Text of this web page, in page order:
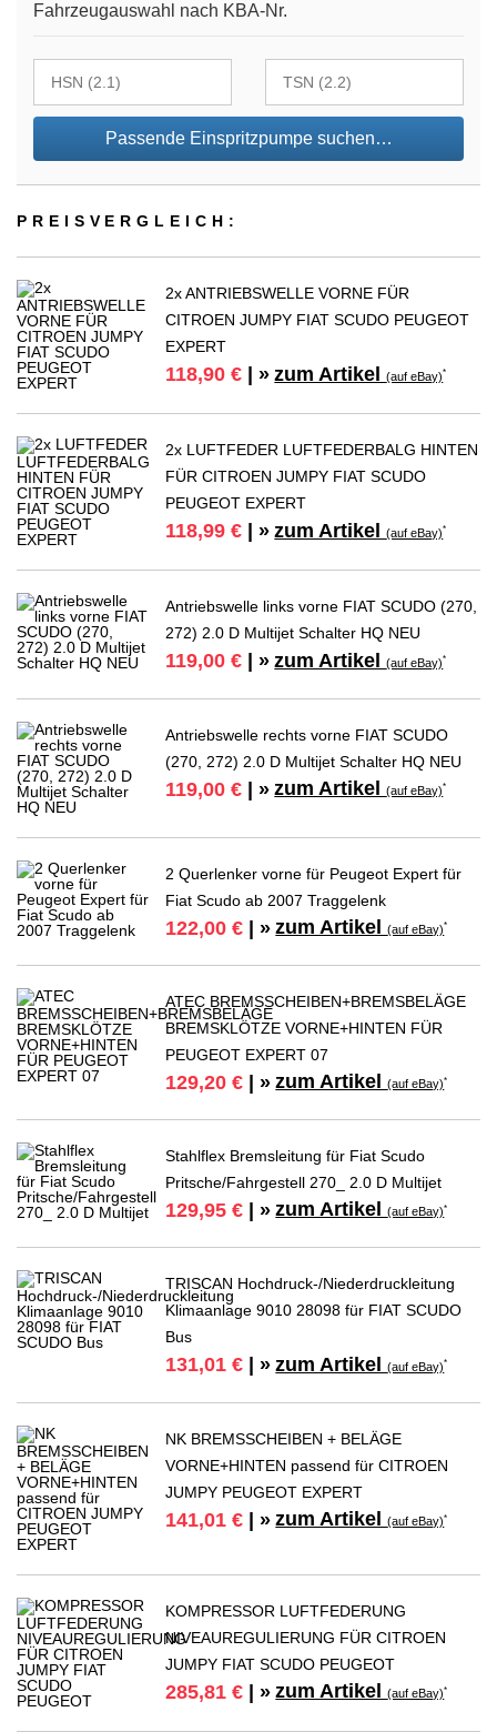
Fahrzeugauswahl nach KBA-Nr.
Passende Einspritzpumpe suchen…
PREIS­VER­GLEICH:
2x ANTRIEBSWELLE VORNE FÜR
CITROEN JUMPY FIAT SCUDO PEUGEOT
EXPERT
118,90 € | » zum Artikel(auf eBay)*
2x LUFTFEDER LUFTFEDERBALG HINTEN
FÜR CITROEN JUMPY FIAT SCUDO
PEUGEOT EXPERT
118,99 € | » zum Artikel(auf eBay)*
Antriebswelle links vorne FIAT SCUDO (270,
272) 2.0 D Multijet Schalter HQ NEU
119,00 € | » zum Artikel(auf eBay)*
Antriebswelle rechts vorne FIAT SCUDO
(270, 272) 2.0 D Multijet Schalter HQ NEU
119,00 € | » zum Artikel(auf eBay)*
2 Querlenker vorne für Peugeot Expert für
Fiat Scudo ab 2007 Traggelenk
122,00 € | » zum Artikel(auf eBay)*
ATEC BREMSSCHEIBEN+BREMSBELÄGE
BREMSKLÖTZE VORNE+HINTEN FÜR
PEUGEOT EXPERT 07
129,20 € | » zum Artikel(auf eBay)*
Stahlflex Bremsleitung für Fiat Scudo
Pritsche/Fahrgestell 270_ 2.0 D Multijet
129,95 € | » zum Artikel(auf eBay)*
TRISCAN Hochdruck-/Niederdruckleitung
Klimaanlage 9010 28098 für FIAT SCUDO
Bus
131,01 € | » zum Artikel(auf eBay)*
NK BREMSSCHEIBEN + BELÄGE
VORNE+HINTEN passend für CITROEN
JUMPY PEUGEOT EXPERT
141,01 € | » zum Artikel(auf eBay)*
KOMPRESSOR LUFTFEDERUNG
NIVEAUREGULIERUNG FÜR CITROEN
JUMPY FIAT SCUDO PEUGEOT
285,81 € | » zum Artikel(auf eBay)*